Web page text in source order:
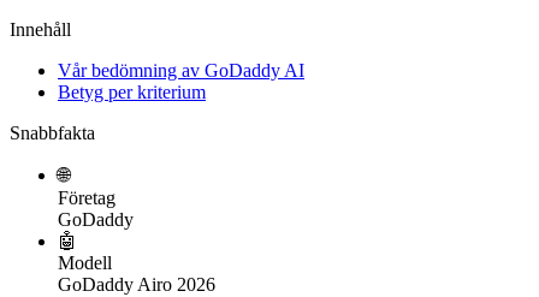
Innehåll
Vår bedömning av GoDaddy AI
Betyg per kriterium
Snabbfakta
🌐
Företag
GoDaddy
🤖
Modell
GoDaddy Airo 2026